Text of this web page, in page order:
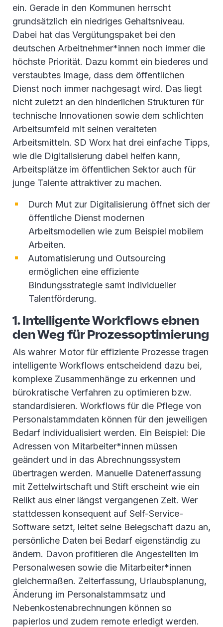
ein. Gerade in den Kommunen herrscht
grundsätzlich ein niedriges Gehaltsniveau.
Dabei hat das Vergütungspaket bei den
deutschen Arbeitnehmer*innen noch immer die
höchste Priorität. Dazu kommt ein biederes und
verstaubtes Image, dass dem öffentlichen
Dienst noch immer nachgesagt wird. Das liegt
nicht zuletzt an den hinderlichen Strukturen für
technische Innovationen sowie dem schlichten
Arbeitsumfeld mit seinen veralteten
Arbeitsmitteln. SD Worx hat drei einfache Tipps,
wie die Digitalisierung dabei helfen kann,
Arbeitsplätze im öffentlichen Sektor auch für
junge Talente attraktiver zu machen.
Durch Mut zur Digitalisierung öffnet sich der
öffentliche Dienst modernen
Arbeitsmodellen wie zum Beispiel mobilem
Arbeiten.
Automatisierung und Outsourcing
ermöglichen eine effiziente
Bindungsstrategie samt individueller
Talentförderung.
1. Intelligente Workflows ebnen
den Weg für Prozessoptimierung
Als wahrer Motor für effiziente Prozesse tragen
intelligente Workflows entscheidend dazu bei,
komplexe Zusammenhänge zu erkennen und
bürokratische Verfahren zu optimieren bzw.
standardisieren. Workflows für die Pflege von
Personalstammdaten können für den jeweiligen
Bedarf individualisiert werden. Ein Beispiel: Die
Adressen von Mitarbeiter*innen müssen
geändert und in das Abrechnungssystem
übertragen werden. Manuelle Datenerfassung
mit Zettelwirtschaft und Stift erscheint wie ein
Relikt aus einer längst vergangenen Zeit. Wer
stattdessen konsequent auf Self-Service-
Software setzt, leitet seine Belegschaft dazu an,
persönliche Daten bei Bedarf eigenständig zu
ändern. Davon profitieren die Angestellten im
Personalwesen sowie die Mitarbeiter*innen
gleichermaßen. Zeiterfassung, Urlaubsplanung,
Änderung im Personalstammsatz und
Nebenkostenabrechnungen können so
papierlos und zudem remote erledigt werden.